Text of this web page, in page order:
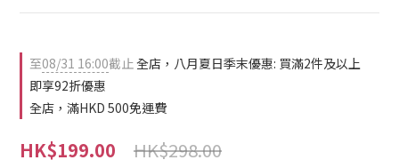
至08/31 16:00截止全店，八月夏日季末優惠: 買滿2件及以上
即享92折優惠
全店，滿HKD 500免運費
HK$199.00 HK$298.00